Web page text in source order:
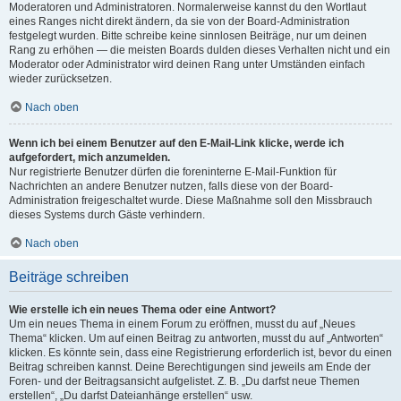
Moderatoren und Administratoren. Normalerweise kannst du den Wortlaut
eines Ranges nicht direkt ändern, da sie von der Board-Administration
festgelegt wurden. Bitte schreibe keine sinnlosen Beiträge, nur um deinen
Rang zu erhöhen — die meisten Boards dulden dieses Verhalten nicht und ein
Moderator oder Administrator wird deinen Rang unter Umständen einfach
wieder zurücksetzen.
Nach oben
Wenn ich bei einem Benutzer auf den E-Mail-Link klicke, werde ich
aufgefordert, mich anzumelden.
Nur registrierte Benutzer dürfen die foreninterne E-Mail-Funktion für
Nachrichten an andere Benutzer nutzen, falls diese von der Board-
Administration freigeschaltet wurde. Diese Maßnahme soll den Missbrauch
dieses Systems durch Gäste verhindern.
Nach oben
Beiträge schreiben
Wie erstelle ich ein neues Thema oder eine Antwort?
Um ein neues Thema in einem Forum zu eröffnen, musst du auf „Neues
Thema“ klicken. Um auf einen Beitrag zu antworten, musst du auf „Antworten“
klicken. Es könnte sein, dass eine Registrierung erforderlich ist, bevor du einen
Beitrag schreiben kannst. Deine Berechtigungen sind jeweils am Ende der
Foren- und der Beitragsansicht aufgelistet. Z. B. „Du darfst neue Themen
erstellen“, „Du darfst Dateianhänge erstellen“ usw.